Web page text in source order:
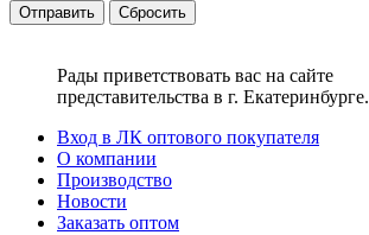
Сбросить
Рады приветствовать вас на сайте
представительства в г. Екатеринбурге.
Вход в ЛК оптового покупателя
О компании
Производство
Новости
Заказать оптом